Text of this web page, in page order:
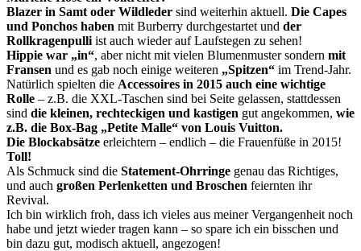
Blazer in Samt oder Wildleder sind weiterhin aktuell. Die Capes
und Ponchos haben mit Burberry durchgestartet und der
Rollkragenpulli ist auch wieder auf Laufstegen zu sehen!
Hippie war „in“, aber nicht mit vielen Blumenmuster sondern mit
Fransen und es gab noch einige weiteren „Spitzen“ im Trend-Jahr.
Natürlich spielten die Accessoires in 2015 auch eine wichtige
Rolle – z.B. die XXL-Taschen sind bei Seite gelassen, stattdessen
sind die kleinen, rechteckigen und kastigen gut angekommen, wie
z.B. die Box-Bag „Petite Malle“ von Louis Vuitton.
Die Blockabsätze erleichtern – endlich – die Frauenfüße in 2015!
Toll!
Als Schmuck sind die Statement-Ohrringe genau das Richtiges,
und auch großen Perlenketten und Broschen feiernten ihr
Revival.
Ich bin wirklich froh, dass ich vieles aus meiner Vergangenheit noch
habe und jetzt wieder tragen kann – so spare ich ein bisschen und
bin dazu gut, modisch aktuell, angezogen!